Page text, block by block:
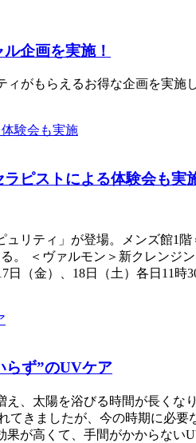
企画を実施！
がもらえるお得な企画を実施
ピストによる体験会も実
リティ」が登場。メンズ館1階
。 ＜ヴァルモン＞新クレンジ
（金）、18日（土）各日11時
らず”のUVケア
、太陽を浴びる時間が長くな
きましたが、今の時期に必要
果が高くて、手間がかからない